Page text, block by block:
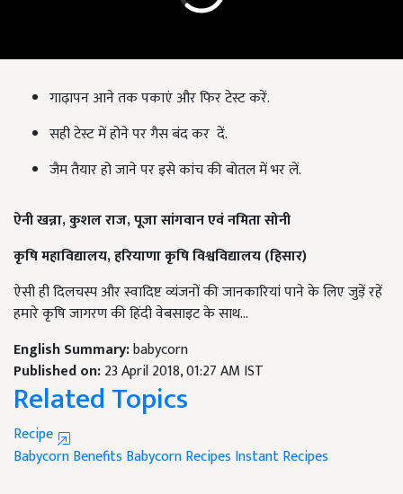
गाढ़ापन आने तक पकाएं और फिर टेस्ट करें.
सही टेस्ट में होने पर गैस बंद कर दें.
जैम तैयार हो जाने पर इसे कांच की बोतल में भर लें.
ऐनी खन्ना, कुशल राज, पूजा सांगवान एवं नमिता सोनी
कृषि महाविद्यालय, हरियाणा कृषि विश्वविद्यालय (हिसार)
ऐसी ही दिलचस्प और स्वादिष्ट व्यंजनों की जानकारियां पाने के लिए जुड़ें रहें
हमारे कृषि जागरण की हिंदी वेबसाइट के साथ...
English Summary:babycorn
Published on:23 April 2018, 01:27 AM IST
Related Topics
Recipe
Babycorn Benefits Babycorn Recipes Instant Recipes